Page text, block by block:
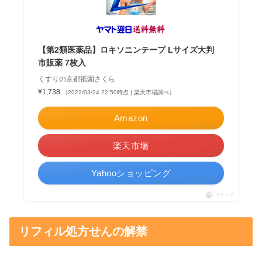
【第2類医薬品】ロキソニンテープ Lサイズ大判
市販薬 7枚入
くすりの京都祇園さくら
¥1,738
（2022/03/24 22:50時点 | 楽天市場調べ）
Amazon
楽天市場
Yahooショッピング
ポチップ
リフィル処方せんの解禁